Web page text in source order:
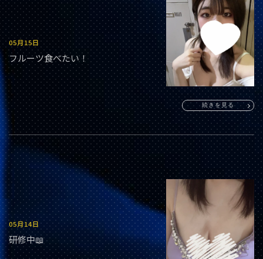
05月15日
フルーツ食べたい！
続きを見る
05月14日
研修中📖